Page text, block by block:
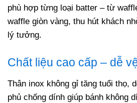
phù hợp từng loại batter – từ
waffle giòn vàng, thu hút khách
lý tưởng.
Chất liệu cao cấp – dễ
Thân inox không gỉ tăng tuổi thọ,
phủ chống dính giúp bánh không